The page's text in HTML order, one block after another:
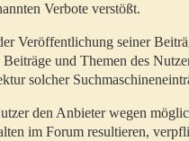
Verbote verstößt.
Veröffentlichung seiner
und Themen des
solcher
den Anbieter wegen
im Forum resultieren,